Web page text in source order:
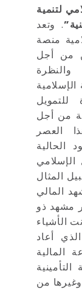
لتنمية
. وتعد
منصة
من أجل
من أجل
العصر
الحالية
الإسلامي
المثال
المالي
مشهد ذو
الأشياء
أعاد
المالية
وغيرها من